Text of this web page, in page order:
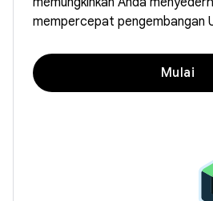
mempercepat pengembangan
Mulai